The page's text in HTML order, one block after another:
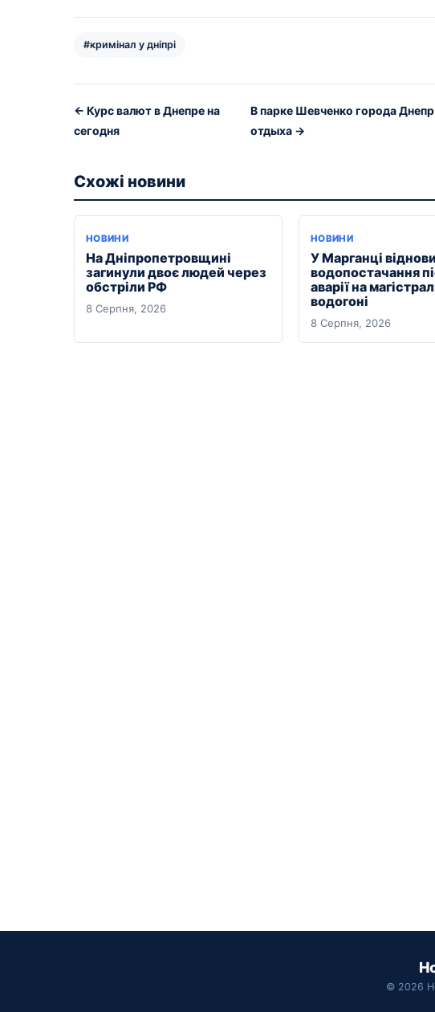
#кримінал у дніпрі
← Курс валют в Днепре на
сегодня
В парке Шевченко города
отдыха →
Схожі новини
НОВИНИ
На Дніпропетровщині
загинули двоє людей через
обстріли РФ
8 Серпня, 2026
НОВИНИ
У Марганці
водопостачання
аварії на
водогоні
8 Серпня, 2026
© 2026